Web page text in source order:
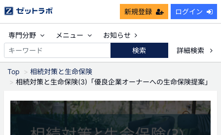
新規登録 ログイン
専門分野 メニュー
お知らせ
検索
詳細検索
Top
相続対策と生命保険
相続対策と生命保険(3)「優良企業オーナーへの生命保険提案」